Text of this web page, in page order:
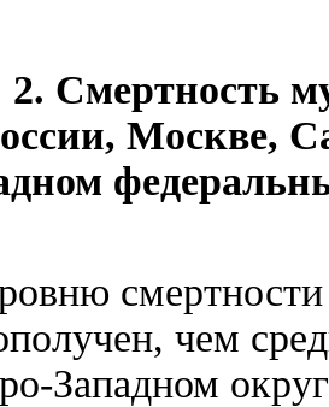
2. Смертность
Москве,
чем
Западном